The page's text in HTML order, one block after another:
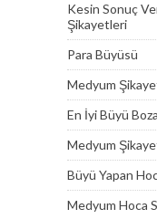
Kesin Sonuç
Şikayetleri
Para Büyüsü
Medyum
En İyi Büyü
Medyum
Büyü Yapan
Medyum Hoca